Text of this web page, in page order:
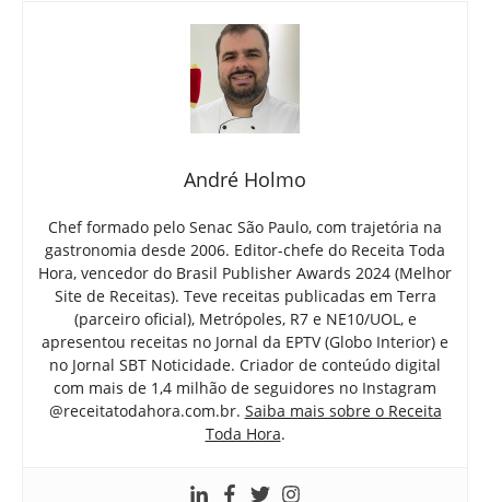
André Holmo
Chef formado pelo Senac São Paulo, com trajetória na
gastronomia desde 2006. Editor-chefe do Receita Toda
Hora, vencedor do Brasil Publisher Awards 2024 (Melhor
Site de Receitas). Teve receitas publicadas em Terra
(parceiro oficial), Metrópoles, R7 e NE10/UOL, e
apresentou receitas no Jornal da EPTV (Globo Interior) e
no Jornal SBT Noticidade. Criador de conteúdo digital
com mais de 1,4 milhão de seguidores no Instagram
@receitatodahora.com.br. Saiba mais sobre o Receita
Toda Hora.